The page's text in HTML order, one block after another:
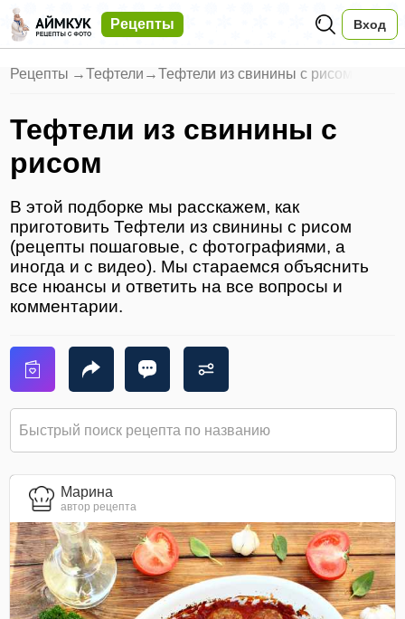
Рецепты Вход
Рецепты →Тефтели →Тефтели из свинины с рисом
Тефтели из свинины с
рисом
В этой подборке мы расскажем, как
приготовить Тефтели из свинины с рисом
(рецепты пошаговые, с фотографиями, а
иногда и с видео). Мы стараемся объяснить
все нюансы и ответить на все вопросы и
комментарии.
Марина
автор рецепта